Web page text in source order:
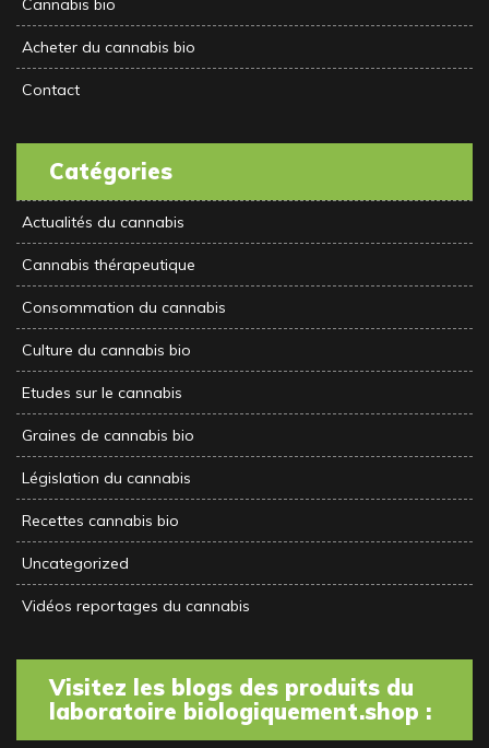
Cannabis bio
Acheter du cannabis bio
Contact
Catégories
Actualités du cannabis
Cannabis thérapeutique
Consommation du cannabis
Culture du cannabis bio
Etudes sur le cannabis
Graines de cannabis bio
Législation du cannabis
Recettes cannabis bio
Uncategorized
Vidéos reportages du cannabis
Visitez les blogs des produits du
laboratoire biologiquement.shop :